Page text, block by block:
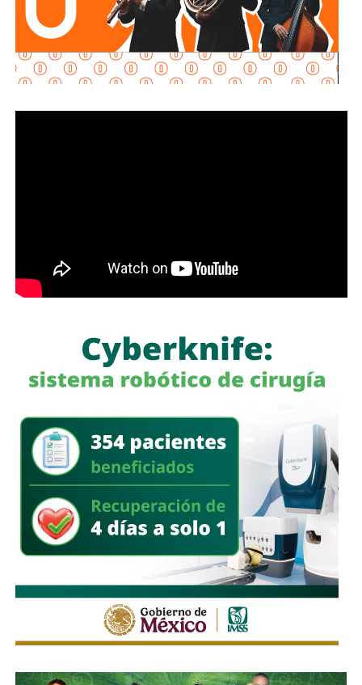
lo que a su juicio “se convierte en instituciones arcaicas
que ya no responden a las realidades democráticas que
exige nuestro país”.
que la ciudadanía esté informada y conozca las diferentes
plataformas y propuestas de los partidos políticos”.
Destacó que la imparcialidad delINE“es un requisito que
procesos electorales.
El punto de acuerdo fue turnado a laComisión de
para su estudio
y dictamen.
También lee:
Torres Cedillo denuncia desconexión con
Ayuntamiento tras rechazo a evento cultural